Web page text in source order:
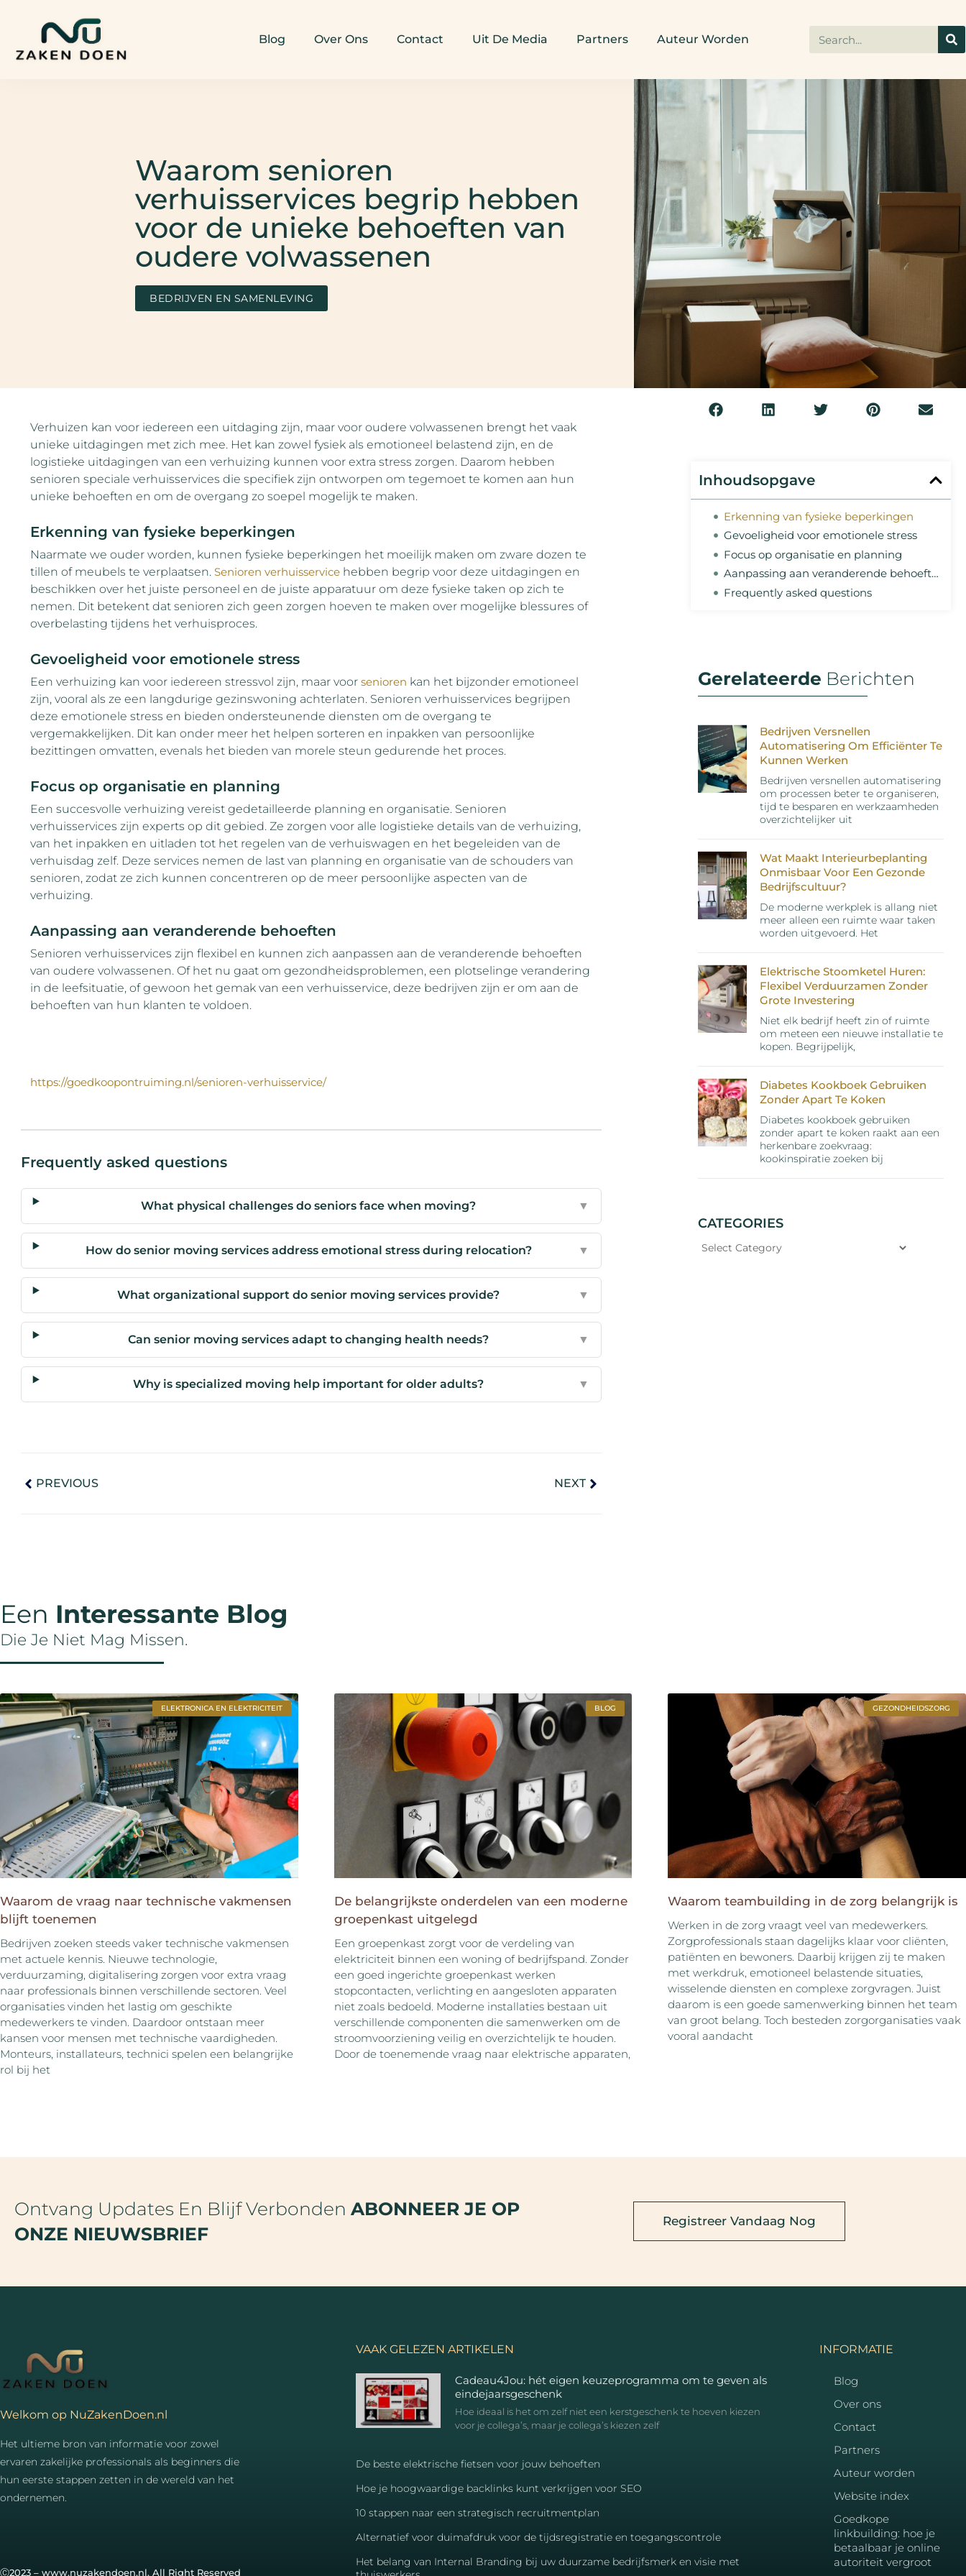
Blog Over Ons Contact Uit De Media Partners Auteur Worden
Waarom senioren
verhuisservices begrip hebben
voor de unieke behoeften van
oudere volwassenen
BEDRIJVEN EN SAMENLEVING
Verhuizen kan voor iedereen een uitdaging zijn, maar voor oudere volwassenen brengt het vaak
unieke uitdagingen met zich mee. Het kan zowel fysiek als emotioneel belastend zijn, en de
logistieke uitdagingen van een verhuizing kunnen voor extra stress zorgen. Daarom hebben
senioren speciale verhuisservices die specifiek zijn ontworpen om tegemoet te komen aan hun
unieke behoeften en om de overgang zo soepel mogelijk te maken.
Erkenning van fysieke beperkingen
Naarmate we ouder worden, kunnen fysieke beperkingen het moeilijk maken om zware dozen te
tillen of meubels te verplaatsen. Senioren verhuisservicehebben begrip voor deze uitdagingen en
beschikken over het juiste personeel en de juiste apparatuur om deze fysieke taken op zich te
nemen. Dit betekent dat senioren zich geen zorgen hoeven te maken over mogelijke blessures of
overbelasting tijdens het verhuisproces.
Gevoeligheid voor emotionele stress
Een verhuizing kan voor iedereen stressvol zijn, maar voor senioren kan het bijzonder emotioneel
zijn, vooral als ze een langdurige gezinswoning achterlaten. Senioren verhuisservices begrijpen
deze emotionele stress en bieden ondersteunende diensten om de overgang te
vergemakkelijken. Dit kan onder meer het helpen sorteren en inpakken van persoonlijke
bezittingen omvatten, evenals het bieden van morele steun gedurende het proces.
Focus op organisatie en planning
Een succesvolle verhuizing vereist gedetailleerde planning en organisatie. Senioren
verhuisservices zijn experts op dit gebied. Ze zorgen voor alle logistieke details van de verhuizing,
van het inpakken en uitladen tot het regelen van de verhuiswagen en het begeleiden van de
verhuisdag zelf. Deze services nemen de last van planning en organisatie van de schouders van
senioren, zodat ze zich kunnen concentreren op de meer persoonlijke aspecten van de
verhuizing.
Aanpassing aan veranderende behoeften
Senioren verhuisservices zijn flexibel en kunnen zich aanpassen aan de veranderende behoeften
van oudere volwassenen. Of het nu gaat om gezondheidsproblemen, een plotselinge verandering
in de leefsituatie, of gewoon het gemak van een verhuisservice, deze bedrijven zijn er om aan de
behoeften van hun klanten te voldoen.
https://goedkoopontruiming.nl/senioren-verhuisservice/
Frequently asked questions
What physical challenges do seniors face when moving? ▼
How do senior moving services address emotional stress during relocation? ▼
What organizational support do senior moving services provide? ▼
Can senior moving services adapt to changing health needs? ▼
Why is specialized moving help important for older adults? ▼
PREVIOUS NEXT
Inhoudsopgave
Erkenning van fysieke beperkingen
Gevoeligheid voor emotionele stress
Focus op organisatie en planning
Aanpassing aan veranderende behoeften
Frequently asked questions
Gerelateerde Berichten
Bedrijven Versnellen
Automatisering Om Efficiënter Te
Kunnen Werken
Bedrijven versnellen automatisering
om processen beter te organiseren,
tijd te besparen en werkzaamheden
overzichtelijker uit
Wat Maakt Interieurbeplanting
Onmisbaar Voor Een Gezonde
Bedrijfscultuur?
De moderne werkplek is allang niet
meer alleen een ruimte waar taken
worden uitgevoerd. Het
Elektrische Stoomketel Huren:
Flexibel Verduurzamen Zonder
Grote Investering
Niet elk bedrijf heeft zin of ruimte
om meteen een nieuwe installatie te
kopen. Begrijpelijk,
Diabetes Kookboek Gebruiken
Zonder Apart Te Koken
Diabetes kookboek gebruiken
zonder apart te koken raakt aan een
herkenbare zoekvraag:
kookinspiratie zoeken bij
CATEGORIES
Een Interessante Blog
Die Je Niet Mag Missen.
ELEKTRONICA EN ELEKTRICITEIT
Waarom de vraag naar technische vakmensen
blijft toenemen
Bedrijven zoeken steeds vaker technische vakmensen
met actuele kennis. Nieuwe technologie,
verduurzaming, digitalisering zorgen voor extra vraag
naar professionals binnen verschillende sectoren. Veel
organisaties vinden het lastig om geschikte
medewerkers te vinden. Daardoor ontstaan meer
kansen voor mensen met technische vaardigheden.
Monteurs, installateurs, technici spelen een belangrijke
rol bij het
BLOG
De belangrijkste onderdelen van een moderne
groepenkast uitgelegd
Een groepenkast zorgt voor de verdeling van
elektriciteit binnen een woning of bedrijfspand. Zonder
een goed ingerichte groepenkast werken
stopcontacten, verlichting en aangesloten apparaten
niet zoals bedoeld. Moderne installaties bestaan uit
verschillende componenten die samenwerken om de
stroomvoorziening veilig en overzichtelijk te houden.
Door de toenemende vraag naar elektrische apparaten,
GEZONDHEIDSZORG
Waarom teambuilding in de zorg belangrijk is
Werken in de zorg vraagt veel van medewerkers.
Zorgprofessionals staan dagelijks klaar voor cliënten,
patiënten en bewoners. Daarbij krijgen zij te maken
met werkdruk, emotioneel belastende situaties,
wisselende diensten en complexe zorgvragen. Juist
daarom is een goede samenwerking binnen het team
van groot belang. Toch besteden zorgorganisaties vaak
vooral aandacht
Ontvang Updates En Blijf Verbonden ABONNEER JE OP
ONZE NIEUWSBRIEF
Registreer Vandaag Nog
Welkom op NuZakenDoen.nl
Het ultieme bron van informatie voor zowel
ervaren zakelijke professionals als beginners die
hun eerste stappen zetten in de wereld van het
ondernemen.
Ⓒ2023 – www.nuzakendoen.nl. All Right Reserved
VAAK GELEZEN ARTIKELEN
Cadeau4Jou: hét eigen keuzeprogramma om te geven als
eindejaarsgeschenk
Hoe ideaal is het om zelf niet een kerstgeschenk te hoeven kiezen
voor je collega’s, maar je collega’s kiezen zelf
De beste elektrische fietsen voor jouw behoeften
Hoe je hoogwaardige backlinks kunt verkrijgen voor SEO
10 stappen naar een strategisch recruitmentplan
Alternatief voor duimafdruk voor de tijdsregistratie en toegangscontrole
Het belang van Internal Branding bij uw duurzame bedrijfsmerk en visie met
INFORMATIE
Blog
Over ons
Contact
Partners
Auteur worden
Website index
Goedkope
linkbuilding: hoe je
betaalbaar je online
autoriteit vergroot